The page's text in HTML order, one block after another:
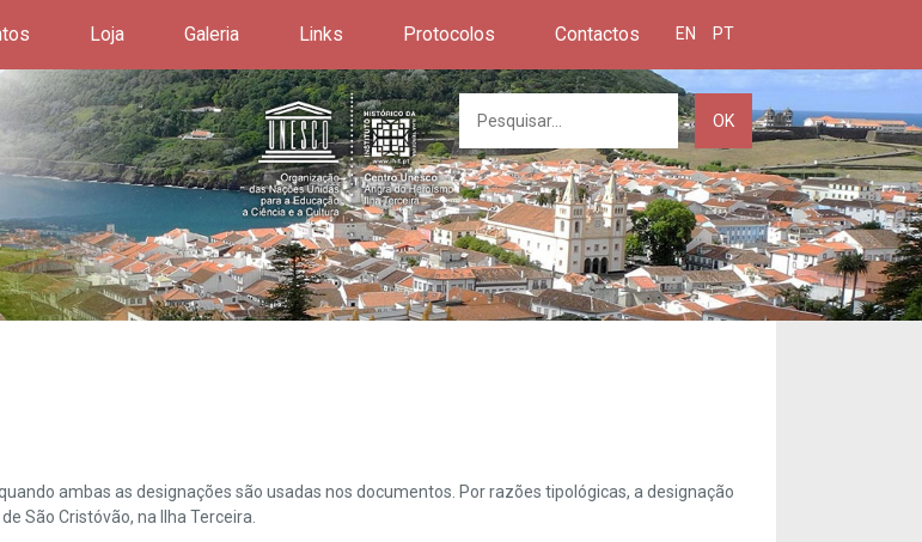
Loja Galeria Links Protocolos Contactos EN PT
OK
ambas as designações são usadas nos documentos. Por razões tipológicas, a designação
São Cristóvão, na Ilha Terceira.